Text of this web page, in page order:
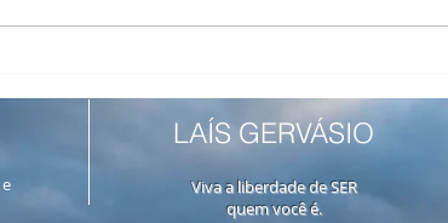
LAÍS GERVÁSIO
Viva a liberdade de SER
quem você é.